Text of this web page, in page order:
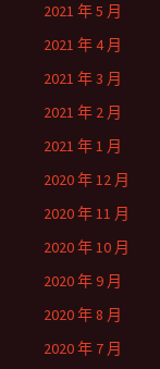
2021 年 5 月
2021 年 4 月
2021 年 3 月
2021 年 2 月
2021 年 1 月
2020 年 12 月
2020 年 11 月
2020 年 10 月
2020 年 9 月
2020 年 8 月
2020 年 7 月